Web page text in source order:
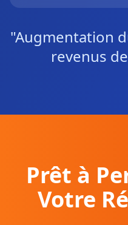
"Augmentation
revenus
Prêt à
Votre